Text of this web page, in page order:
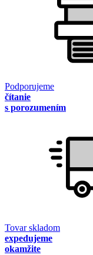
Podporujeme
čítanie
s porozumením
Tovar skladom
expedujeme
okamžite